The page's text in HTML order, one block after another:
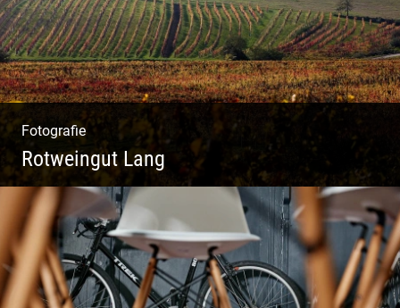
Fotografie
Rotweingut Lang
Rotweine aus Österreich | Genussvolle
Weinprobe | Herbstliche Weinberge | Uriger
Weinkeller